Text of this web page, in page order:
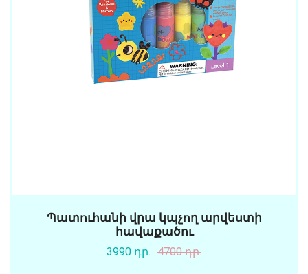
Պատուհանի վրա կպչող արվեստի
հավաքածու
3990 դր. 4700 դր.